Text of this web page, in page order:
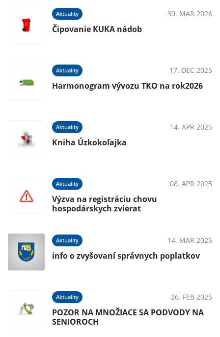
Aktuality 30. MAR 2026
Čipovanie KUKA nádob
Aktuality 17. DEC 2025
Harmonogram vývozu TKO na rok2026
Aktuality 14. APR 2025
Kniha Úzkokoľajka
Aktuality 08. APR 2025
Výzva na registráciu chovu
hospodárskych zvierat
Aktuality 14. MAR 2025
info o zvyšovaní správnych poplatkov
Aktuality 26. FEB 2025
POZOR NA MNOŽIACE SA PODVODY NA
SENIOROCH